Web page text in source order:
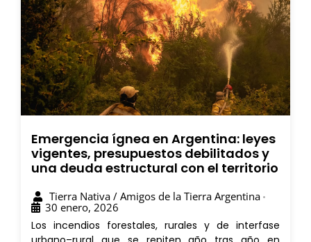
Emergencia ígnea en Argentina: leyes
vigentes, presupuestos debilitados y
una deuda estructural con el territorio
Tierra Nativa / Amigos de la Tierra Argentina •
30 enero, 2026
Los incendios forestales, rurales y de interfase